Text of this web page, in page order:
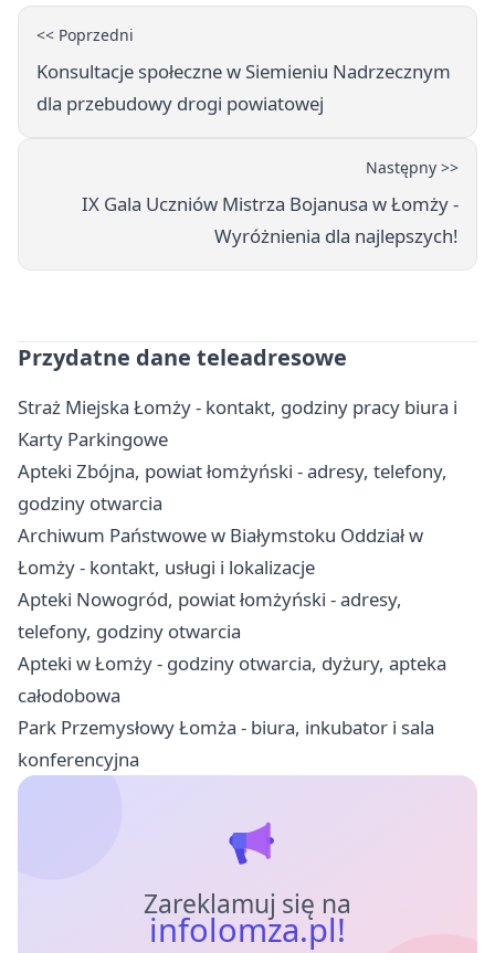
<< Poprzedni
Konsultacje społeczne w Siemieniu Nadrzecznym
dla przebudowy drogi powiatowej
Następny >>
IX Gala Uczniów Mistrza Bojanusa w Łomży -
Wyróżnienia dla najlepszych!
Przydatne dane teleadresowe
Straż Miejska Łomży - kontakt, godziny pracy biura i
Karty Parkingowe
Apteki Zbójna, powiat łomżyński - adresy, telefony,
godziny otwarcia
Archiwum Państwowe w Białymstoku Oddział w
Łomży - kontakt, usługi i lokalizacje
Apteki Nowogród, powiat łomżyński - adresy,
telefony, godziny otwarcia
Apteki w Łomży - godziny otwarcia, dyżury, apteka
całodobowa
Park Przemysłowy Łomża - biura, inkubator i sala
konferencyjna
Zareklamuj się na
infolomza.pl!